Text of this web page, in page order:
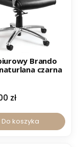
z kodem PROMO12
Brando
czarna
zł
Do koszyka